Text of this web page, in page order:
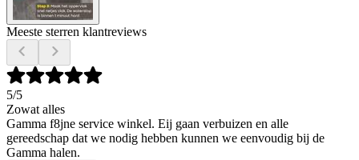
Meeste sterren klantreviews
5/5
Zowat alles
Gamma f8jne service winkel. Eij gaan verbuizen en alle
gereedschap dat we nodig hebben kunnen we eenvoudig bij de
Gamma halen.